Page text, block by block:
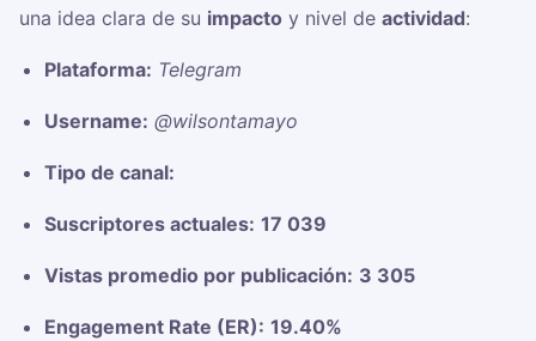
una idea clara de su impacto y nivel de actividad:
Plataforma: Telegram
Username: @wilsontamayo
Tipo de canal:
Suscriptores actuales: 17 039
Vistas promedio por publicación: 3 305
Engagement Rate (ER): 19.40%